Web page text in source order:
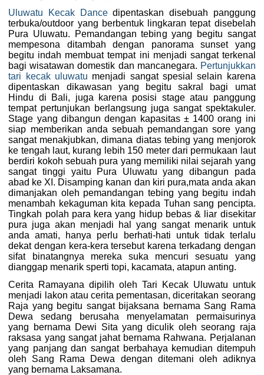
Uluwatu Kecak Dancedipentaskan disebuah panggung
terbuka/outdoor yang berbentuk lingkaran tepat disebelah
Pura Uluwatu. Pemandangan tebing yang begitu sangat
mempesona ditambah dengan panorama sunset yang
begitu indah membuat tempat ini menjadi sangat terkenal
bagi wisatawan domestik dan mancanegara. Pertunjukkan
tari kecak uluwatu menjadi sangat spesial selain karena
dipentaskan dikawasan yang begitu sakral bagi umat
Hindu di Bali, juga karena posisi stage atau panggung
tempat pertunjukan berlangsung juga sangat spektakuler.
Stage yang dibangun dengan kapasitas ± 1400 orang ini
siap memberikan anda sebuah pemandangan sore yang
sangat menakjubkan, dimana diatas tebing yang menjorok
ke tengah laut, kurang lebih 150 meter dari permukaan laut
berdiri kokoh sebuah pura yang memiliki nilai sejarah yang
sangat tinggi yaitu Pura Uluwatu yang dibangun pada
abad ke XI. Disamping kanan dan kiri pura,mata anda akan
dimanjakan oleh pemandangan tebing yang begitu indah
menambah kekaguman kita kepada Tuhan sang pencipta.
Tingkah polah para kera yang hidup bebas & liar disekitar
pura juga akan menjadi hal yang sangat menarik untuk
anda amati, hanya perlu berhati-hati untuk tidak terlalu
dekat dengan kera-kera tersebut karena terkadang dengan
sifat binatangnya mereka suka mencuri sesuatu yang
dianggap menarik sperti topi, kacamata, atapun anting.
Cerita Ramayana dipilih oleh Tari Kecak Uluwatu untuk
menjadi lakon atau cerita pementasan, diceritakan seorang
Raja yang begitu sangat bijaksana bernama Sang Rama
Dewa sedang berusaha menyelamatan permaisurinya
yang bernama Dewi Sita yang diculik oleh seorang raja
raksasa yang sangat jahat bernama Rahwana. Perjalanan
yang panjang dan sangat berbahaya kemudian ditempuh
oleh Sang Rama Dewa dengan ditemani oleh adiknya
yang bernama Laksamana.